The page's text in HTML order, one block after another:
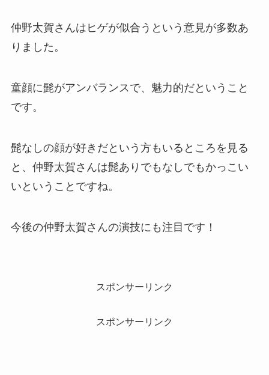
仲野太賀さんはヒゲが似合うという意見が多数あ
りました。
童顔に髭がアンバランスで、魅力的だということ
です。
髭なしの顔が好きだという方もいるところを見る
と、仲野太賀さんは髭ありでもなしでもかっこい
いということですね。
今後の仲野太賀さんの演技にも注目です！
スポンサーリンク
スポンサーリンク